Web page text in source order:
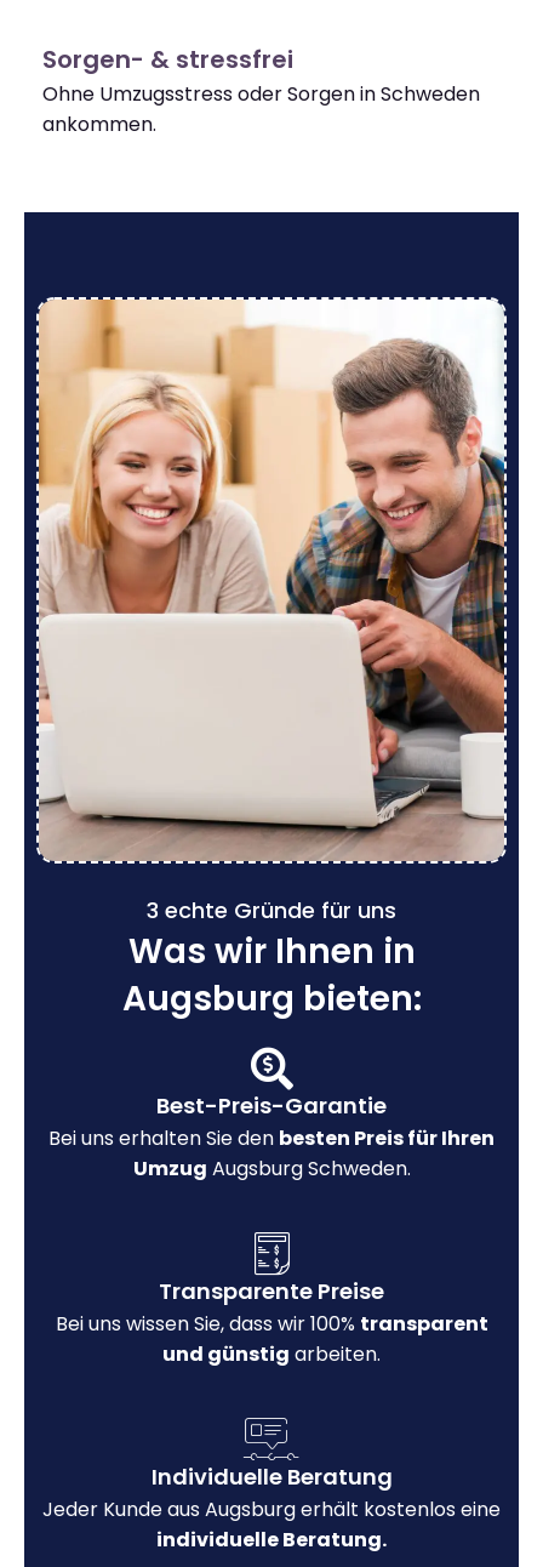
Sorgen- & stressfrei
Ohne Umzugsstress oder Sorgen in Schweden
ankommen.
3 echte Gründe für uns
Was wir Ihnen in
Augsburg bieten:
Best-Preis-Garantie
Bei uns erhalten Sie den besten Preis für Ihren
Umzug Augsburg Schweden.
Transparente Preise
Bei uns wissen Sie, dass wir 100% transparent
und günstig arbeiten.
Individuelle Beratung
Jeder Kunde aus Augsburg erhält kostenlos eine
individuelle Beratung.